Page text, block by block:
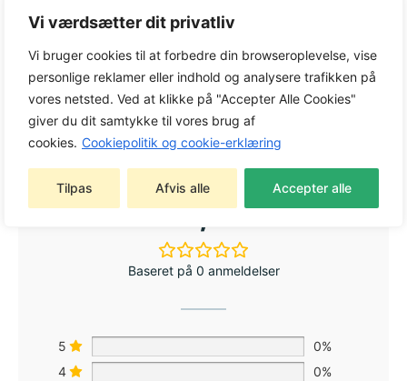
Vi værdsætter dit privatliv
Vi bruger cookies til at forbedre din browseroplevelse, vise
personlige reklamer eller indhold og analysere trafikken på
vores netsted. Ved at klikke på "Accepter Alle Cookies"
giver du dit samtykke til vores brug af
cookies. Cookiepolitik og cookie-erklæring
Tilpas Afvis alle Accepter alle
Varenummer:5855491-60
Kategori:
Kæder
Tag: Kæder
Varemærke:Husqvarna
0,0
Baseret på 0 anmeldelser
5
0%
4
0%